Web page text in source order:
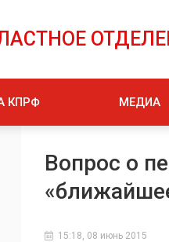
КПРФ МЕДИА
Вопрос о
15:18, 08 июнь 2015